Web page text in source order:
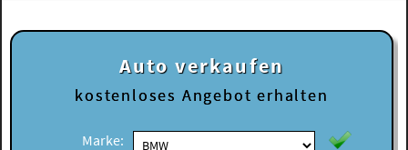
Auto verkaufen
kostenloses Angebot erhalten
Marke: